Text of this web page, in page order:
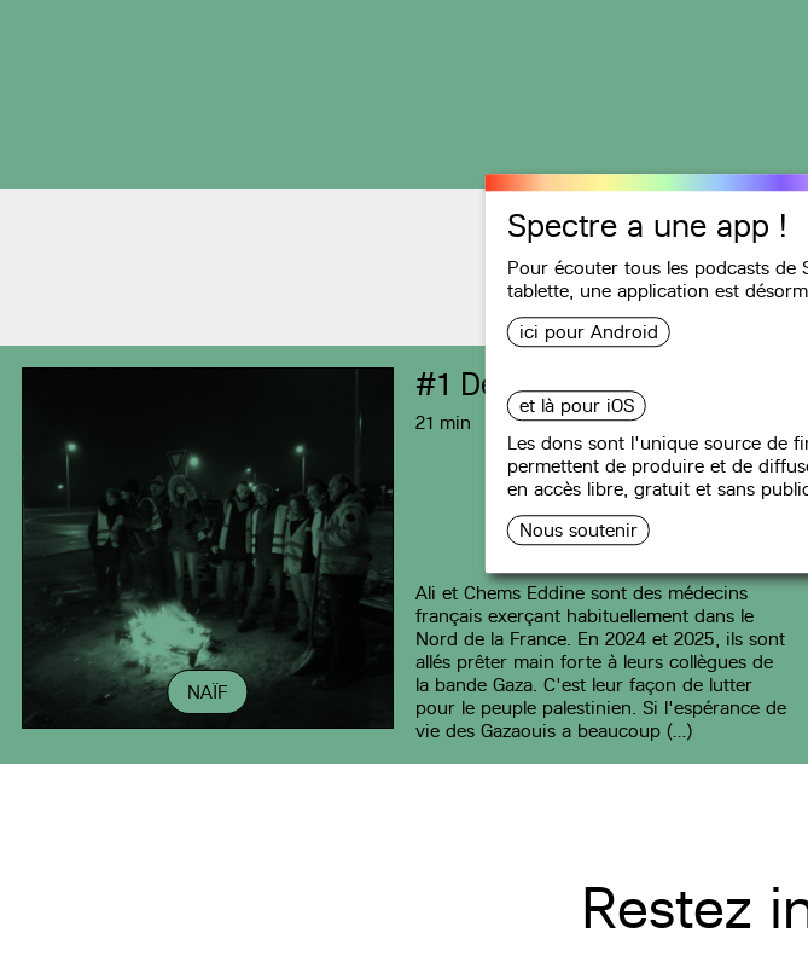
Spectre a une app !
Pour écouter tous les podcasts de
tablette, une application est
ici pour Android
et là pour iOS
Les dons sont l'unique source de
permettent de produire et de
en accès libre, gratuit et sans
Nous soutenir
NAÏF
#1 De retour de Gaza
21 min
Ali et Chems Eddine sont des médecins
français exerçant habituellement dans le
Nord de la France. En 2024 et 2025, ils sont
allés prêter main forte à leurs collègues de
la bande Gaza. C'est leur façon de lutter
pour le peuple palestinien. Si l'espérance de
vie des Gazaouis a beaucoup (…)
Restez